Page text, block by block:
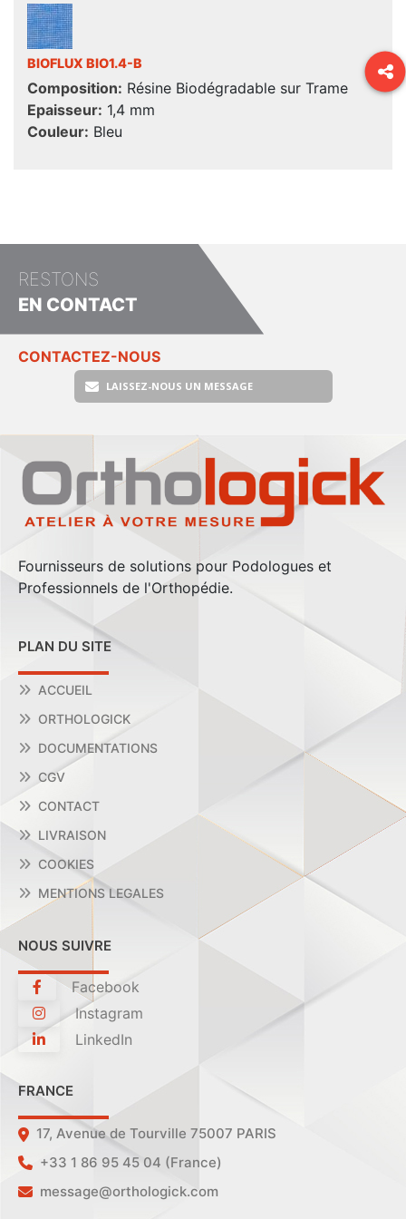
BIOFLUX BIO1.4-B
Composition: Résine Biodégradable sur Trame
Epaisseur: 1,4 mm
Couleur: Bleu
RESTONS
EN CONTACT
CONTACTEZ-NOUS
LAISSEZ-NOUS UN MESSAGE
Fournisseurs de solutions pour Podologues et
Professionnels de l'Orthopédie.
PLAN DU SITE
ACCUEIL
ORTHOLOGICK
DOCUMENTATIONS
CGV
CONTACT
LIVRAISON
COOKIES
MENTIONS LEGALES
NOUS SUIVRE
Facebook
Instagram
LinkedIn
FRANCE
17, Avenue de Tourville 75007 PARIS
+33 1 86 95 45 04 (France)
message@orthologick.com